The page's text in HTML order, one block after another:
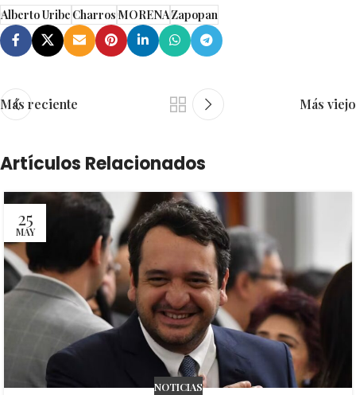
Alberto UribeCharrosMORENAZapopan
Más reciente Más viejo
Artículos Relacionados
25
MAY
NOTICIAS